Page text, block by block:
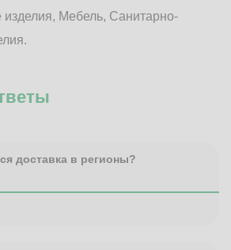
изделия, Мебель, Санитарно-
доставка в регионы?